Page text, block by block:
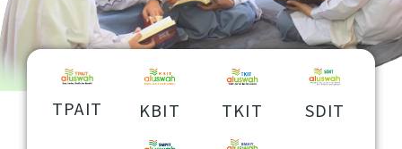
TPAIT KBIT TKIT SDIT